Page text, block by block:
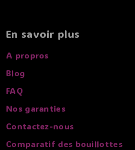
En savoir plus
A propros
Blog
FAQ
Nos garanties
Contactez-nous
Comparatif des bouillottes